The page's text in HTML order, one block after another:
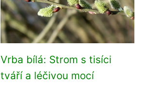
Vrba bílá: Strom s tisíci
tváří a léčivou mocí